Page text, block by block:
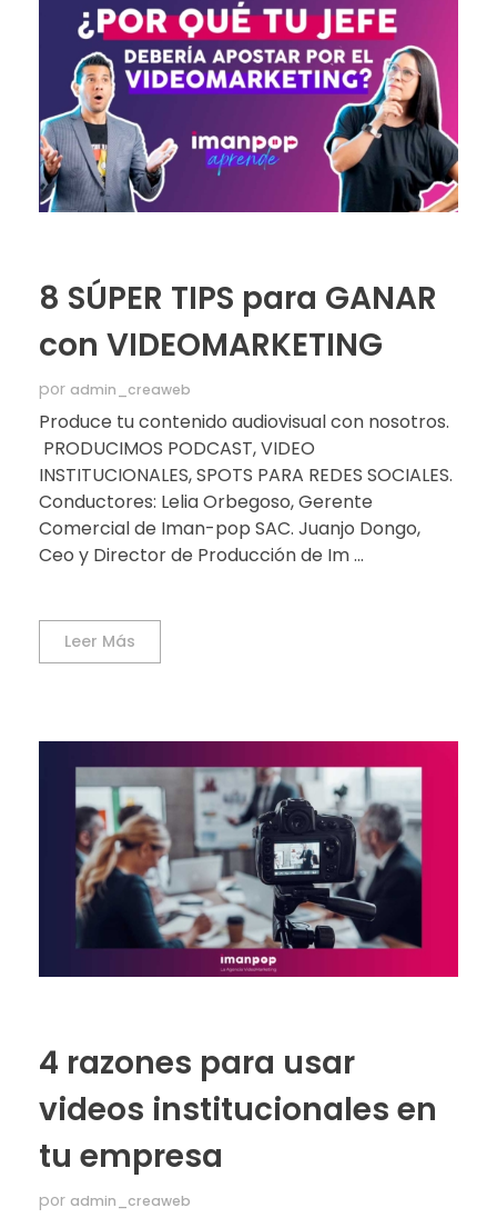
8 SÚPER TIPS para GANAR
con VIDEOMARKETING
por admin_creaweb
Produce tu contenido audiovisual con nosotros.
PRODUCIMOS PODCAST, VIDEO
INSTITUCIONALES, SPOTS PARA REDES SOCIALES.
Conductores: Lelia Orbegoso, Gerente
Comercial de Iman-pop SAC. Juanjo Dongo,
Ceo y Director de Producción de Im ...
Leer Más
4 razones para usar
videos institucionales en
tu empresa
por admin_creaweb